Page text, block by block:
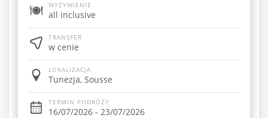
WYŻYWIENIE
all inclusive
TRANSFER
w cenie
LOKALIZACJA
Tunezja, Sousse
TERMIN PODRÓŻY
16/07/2026 - 23/07/2026